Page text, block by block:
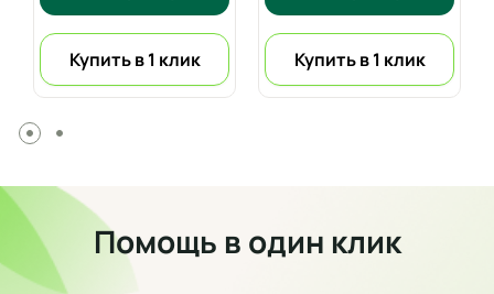
Купить в 1 клик Купить в 1 клик
Помощь в один клик